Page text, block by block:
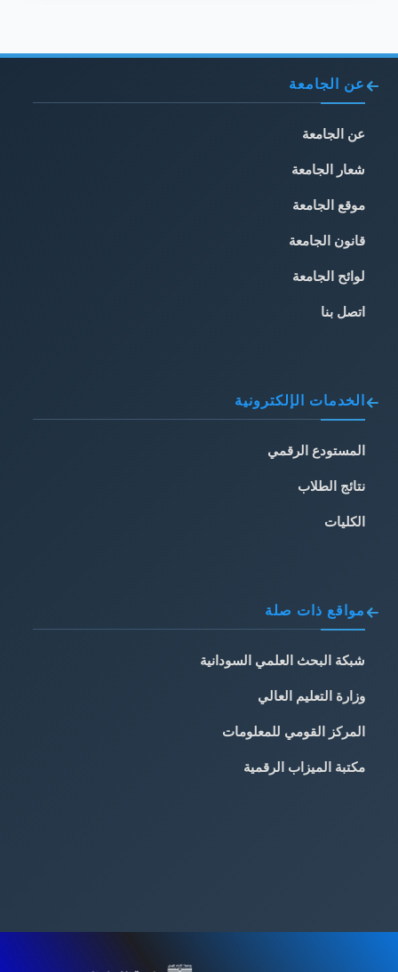
عن الجامعة
عن الجامعة
شعار الجامعة
موقع الجامعة
قانون الجامعة
لوائح الجامعة
اتصل بنا
الخدمات الإلكترونية
المستودع الرقمي
نتائج الطلاب
الكليات
مواقع ذات صلة
شبكة البحث العلمي السودانية
وزارة التعليم العالي
المركز القومي للمعلومات
مكتبة الميزاب الرقمية